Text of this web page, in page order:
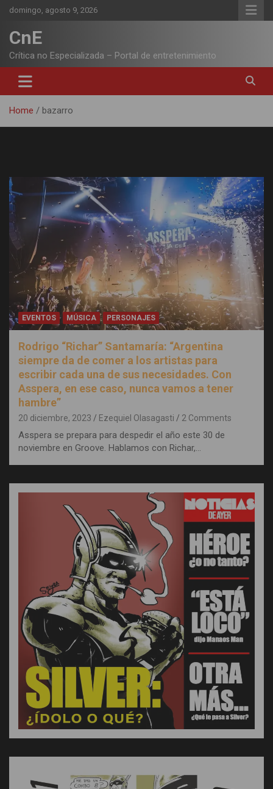
Skip
content
domingo, agosto 9, 2026
CnE
Crítica no Especializada – Portal de entretenimiento
Home bazarro
EVENTOS MÚSICA PERSONAJES
Rodrigo “Richar” Santamaría: “Argentina
siempre da de comer a los artistas para
escribir cada una de sus necesidades. Con
Asspera, en ese caso, nunca vamos a tener
hambre”
20 diciembre, 2023 Ezequiel Olasagasti 2 Comments
Asspera se prepara para despedir el año este 30 de
noviembre en Groove. Hablamos con Richar,…